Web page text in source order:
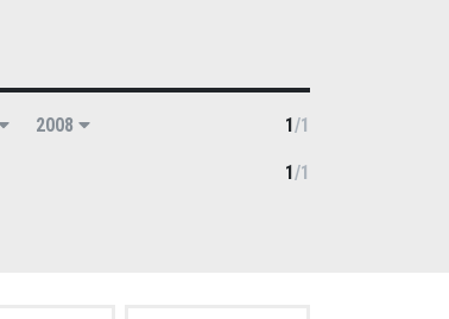
2008 1/1
1/1